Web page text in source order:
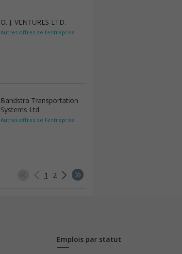
O. J. VENTURES LTD.
Autres offres de l'entreprise
Bandstra Transportation
Systems Ltd
Autres offres de l'entreprise
1 2
Emplois par statut